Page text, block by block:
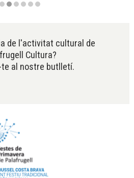
de l'activitat cultural de
Cultura?
al nostre butlletí.